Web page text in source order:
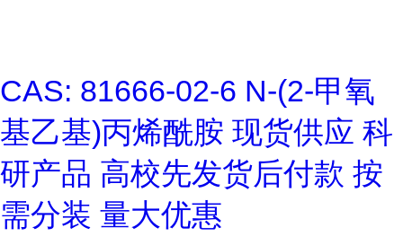
CAS: 81666-02-6 N-(2-甲氧
基乙基)丙烯酰胺 现货供应 科
研产品 高校先发货后付款 按
需分装 量大优惠